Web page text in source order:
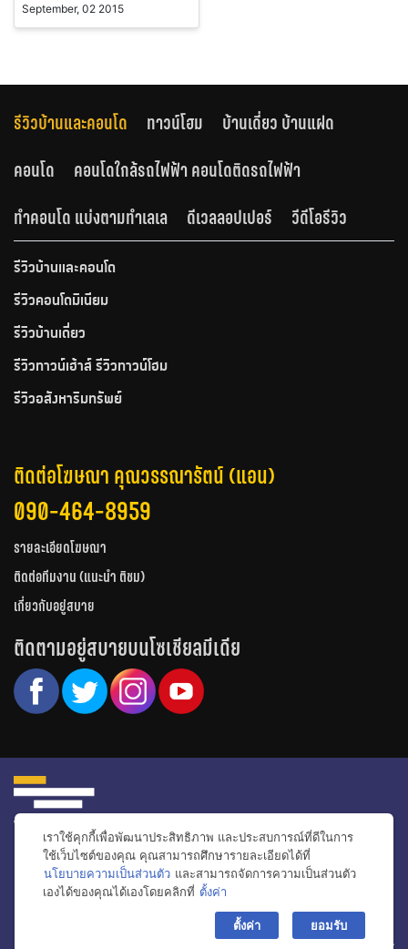
September, 02 2015
รีวิวบ้านและคอนโด ทาวน์โฮม
บ้านเดี่ยว บ้านแฝด
คอนโด
คอนโดใกล้รถไฟฟ้า คอนโดติดรถไฟฟ้า
ทำคอนโด แบ่งตามทำเลเล
ดีเวลลอปเปอร์ วีดีโอรีวิว
รีวิวบ้านและคอนโด
รีวิวคอนโดมิเนียม
รีวิวบ้านเดี่ยว
รีวิวทาวน์เฮ้าส์ รีวิวทาวน์โฮม
รีวิวอสังหาริมทรัพย์
ติดต่อโฆษณา คุณวรรณารัตน์ (แอน)
090-464-8959
รายละเอียดโฆษณา
ติดต่อทีมงาน (แนะนำ ติชม)
เกี่ยวกับอยู่สบาย
ติดตามอยู่สบายบนโซเชียลมีเดีย
หน้าหลัก รีวิวคอนโด รีวิวทาวน์โฮม รีวิวบ้านเดี่ยว
วีดีโอรีวิว
ไอเดียแต่งบ้าน
ข่าวอสังหาริมทรัพย์
โปรโมชั่นบ้านและคอนโด
© สงวนลิขสิทธิ์ 2556-2564
เราใช้คุกกี้เพื่อพัฒนาประสิทธิภาพ และประสบการณ์ที่ดีในการ
ใช้เว็บไซต์ของคุณ คุณสามารถศึกษารายละเอียดได้ที่
นโยบายความเป็นส่วนตัว และสามารถจัดการความเป็นส่วนตัว
เองได้ของคุณได้เองโดยคลิกที่ ตั้งค่า
ตั้งค่า ยอมรับ